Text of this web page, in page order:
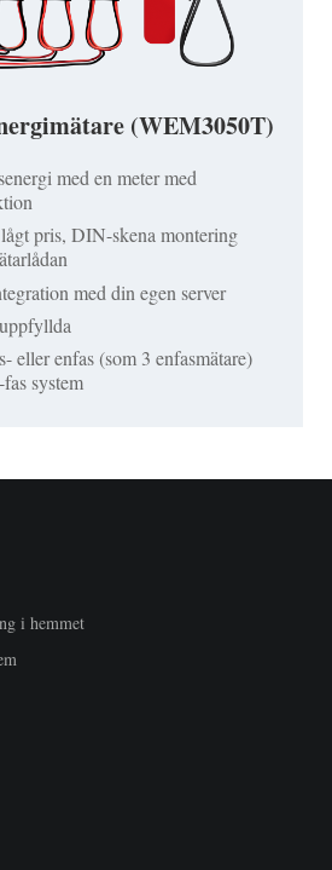
(WEM3050T)
med en meter med
pris, DIN-skena montering
med din egen server
eller enfas (som 3 enfasmätare)
system
i hemmet